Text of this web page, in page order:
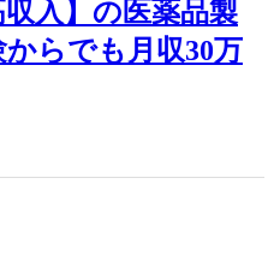
収入】の医薬品製
らでも月収30万